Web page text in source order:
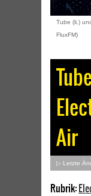
Tube (li.)
FluxFM)
Air
▷ Letzte
Rubrik: